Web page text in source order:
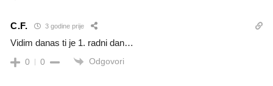
C.F. 3 godine prije
Vidim danas ti je 1. radni dan…
0 0 Odgovori